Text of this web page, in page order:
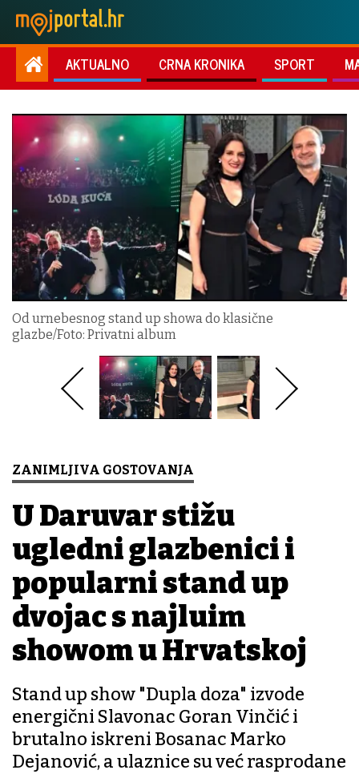
AKTUALNO CRNA KRONIKA SPORT
Od urnebesnog stand up showa do klasične
glazbe/Foto: Privatni album
ZANIMLJIVA GOSTOVANJA
U Daruvar stižu
ugledni glazbenici i
popularni stand up
dvojac s najluđim
showom u Hrvatskoj
Stand up show "Dupla doza" izvode
energični Slavonac Goran Vinčić i
brutalno iskreni Bosanac Marko
Dejanović, a ulaznice su već rasprodane